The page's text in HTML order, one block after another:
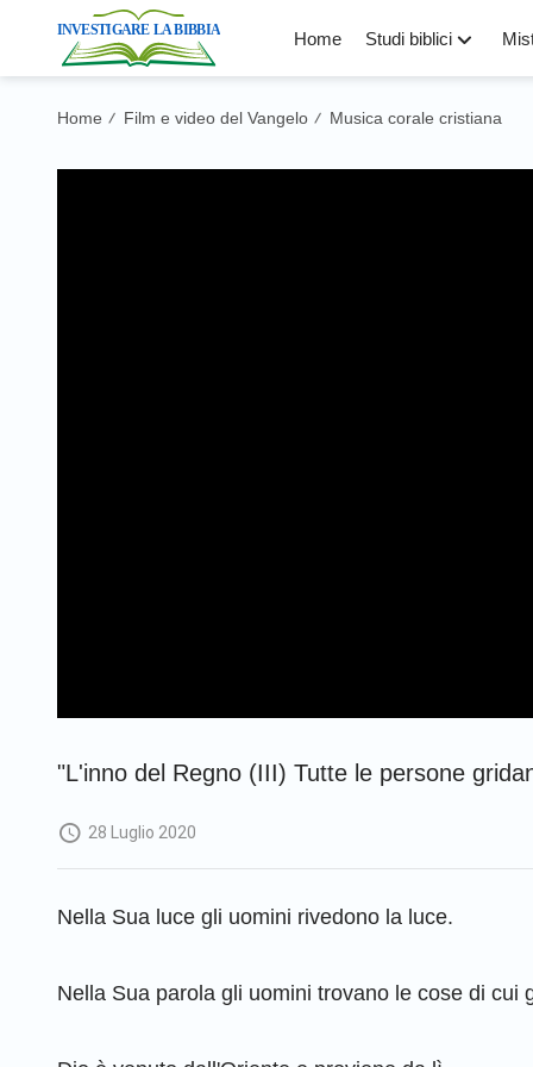
Home Studi biblici
Home / Film e video del Vangelo / Musica corale cristiana
"L'inno del Regno (III) Tutte le persone
28 Luglio 2020
Nella Sua luce gli uomini rivedono la luce.
Nella Sua parola gli uomini trovano le cose di cui